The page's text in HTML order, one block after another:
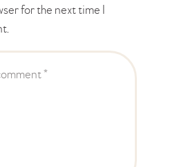
for the next time I